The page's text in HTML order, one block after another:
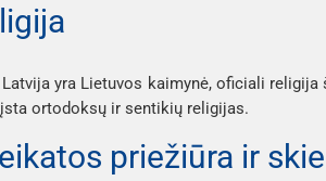
yra Lietuvos kaimynė, oficiali religija
ortodoksų ir sentikių religijas.
priežiūra ir